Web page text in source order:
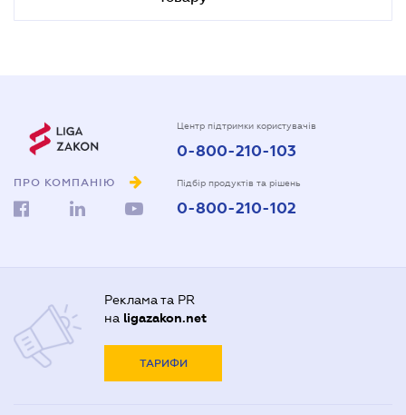
ПРО КОМПАНІЮ
Центр підтримки користувачів
0-800-210-103
Підбір продуктів та рішень
0-800-210-102
Реклама та PR
на ligazakon.net
ТАРИФИ